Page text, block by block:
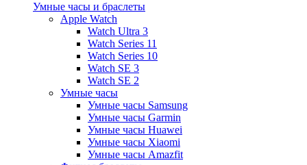
Умные часы и браслеты
Apple Watch
Watch Ultra 3
Watch Series 11
Watch Series 10
Watch SE 3
Watch SE 2
Умные часы
Умные часы Samsung
Умные часы Garmin
Умные часы Huawei
Умные часы Xiaomi
Умные часы Amazfit